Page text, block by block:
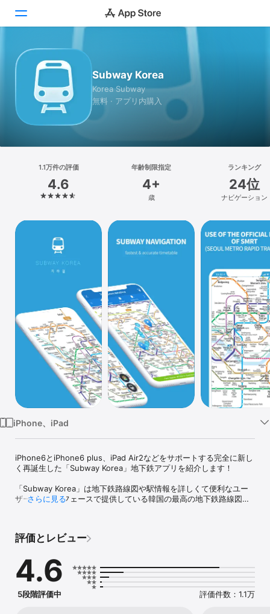
Today
ゲーム
アプリ
検索
プラットフォーム
iPhone
iPad
Subway Korea
Korea Subway
無料 · アプリ内購入
1.1万件の評価
4.6
年齢制限指定
4+
歳
ランキング
24位
ナビゲーション
iPhone、iPad
iPhone6とiPhone6 plus、iPad Air2などをサポートする完全に新し
く再誕生した「Subway Korea」地下鉄アプリを紹介します！
「Subway Korea」は地下鉄路線図や駅情報を詳しくて便利なユー
ザーインターフェースで提供している韓国の最高の地下鉄路線図ア
んでいたリアルタイム運行情報、拡大縮小をしても全然損傷されて
ビリティ、一目で有用な情報を見ることができるDashboard、よく
行くルートと出口などを保存することができるブックマーク機能を
追加しました。
最新の路線図と関連情報を最適化されたUIで提供して最も良く、使
さらに見る
評価とレビュー
4.6
5段階評価中 評価件数：1.1万